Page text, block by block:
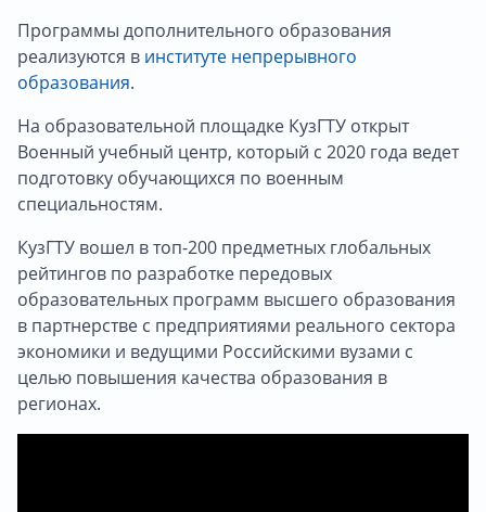
Программы дополнительного образования
реализуются в институте непрерывного
образования.
На образовательной площадке КузГТУ открыт
Военный учебный центр, который с 2020 года ведет
подготовку обучающихся по военным
специальностям.
КузГТУ вошел в топ-200 предметных глобальных
рейтингов по разработке передовых
образовательных программ высшего образования
в партнерстве с предприятиями реального сектора
экономики и ведущими Российскими вузами с
целью повышения качества образования в
регионах.